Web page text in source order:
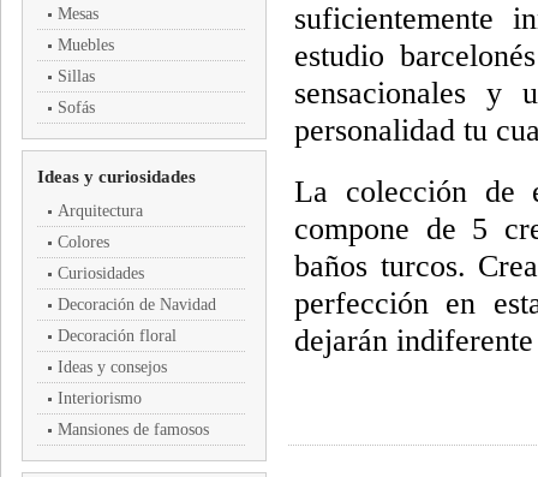
Mesas
Muebles
Sillas
Sofás
Ideas y curiosidades
Arquitectura
Colores
Curiosidades
Decoración de Navidad
Decoración floral
Ideas y consejos
Interiorismo
Mansiones de famosos
suficientemente
estudio
sensacionales y
personalidad tu
La colección de
compone de 5
baños turcos.
perfección en
dejarán